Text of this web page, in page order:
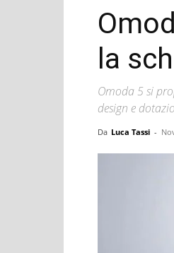
la
Omoda 5 si
design e
Da Luca Tassi -